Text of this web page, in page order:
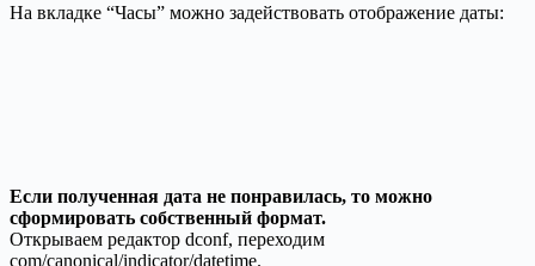
На вкладке “Часы” можно задействовать отображение даты:
Если полученная дата не понравилась, то можно
сформировать собственный формат.
Открываем редактор dconf, переходим
com/canonical/indicator/datetime.